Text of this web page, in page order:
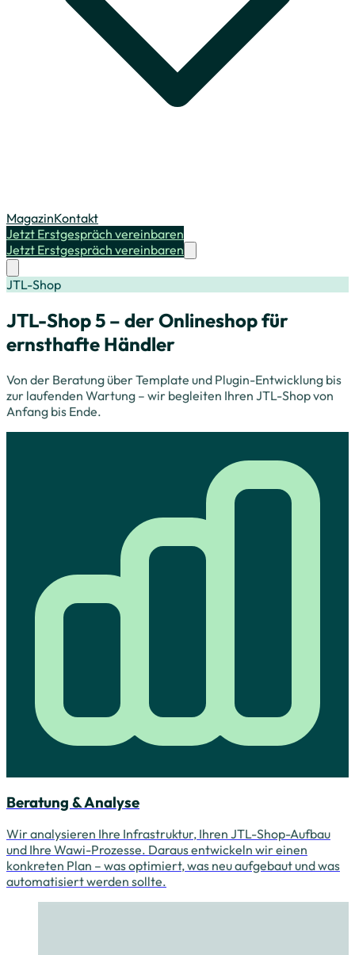
MagazinKontakt
Jetzt Erstgespräch vereinbaren
Jetzt Erstgespräch vereinbaren
JTL-Shop
JTL-Shop 5 – der Onlineshop für
ernsthafte Händler
Von der Beratung über Template und Plugin-Entwicklung bis
zur laufenden Wartung – wir begleiten Ihren JTL-Shop von
Anfang bis Ende.
Beratung & Analyse
Wir analysieren Ihre Infrastruktur, Ihren JTL-Shop-Aufbau
und Ihre Wawi-Prozesse. Daraus entwickeln wir einen
konkreten Plan – was optimiert, was neu aufgebaut und was
automatisiert werden sollte.